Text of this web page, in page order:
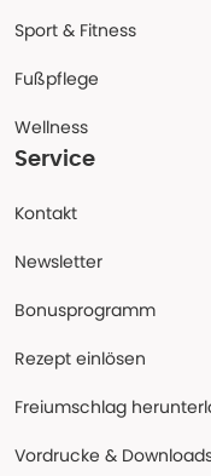
Sport & Fitness
Fußpflege
Wellness
Service
Kontakt
Newsletter
Bonusprogramm
Rezept einlösen
Freiumschlag
Vordrucke &